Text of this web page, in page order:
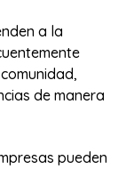
a la
de manera
pueden